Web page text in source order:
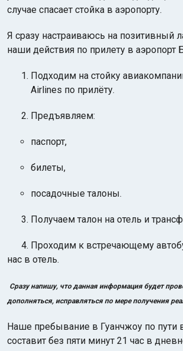
случае спасает стойка в аэропорту.
Я сразу настраиваюсь на позитивный
наши действия по прилету в аэропорт
Подходим на стойку
Airlines по прилёту.
Предъявляем:
паспорт,
билеты,
посадочные талоны.
3. Получаем талон на отель и
4. Проходим к встречающему
нас в отель.
Сразу напишу, что данная информация будет
дополняться, исправляться по мере получения
Наше пребывание в Гуанчжоу по пути
составит без пяти минут 21 час в